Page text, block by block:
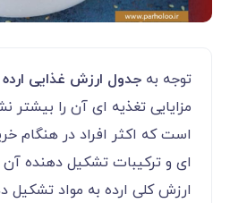
توجه به جدول ارزش غذایی ارده
مزایایی تغذیه ای آن را بیشتر
است که اکثر افراد در هنگام
ای و ترکیبات تشکیل دهنده آن
ارزش کلی ارده به مواد تشکیل